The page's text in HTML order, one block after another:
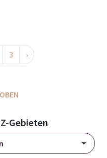
3 ›
Gebieten